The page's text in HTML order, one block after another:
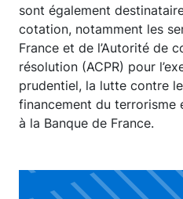
sont également
cotation, notamment les
France et de l’Autorité de
résolution (ACPR) pour
prudentiel, la lutte contre
financement du terrorisme
à la Banque de France.